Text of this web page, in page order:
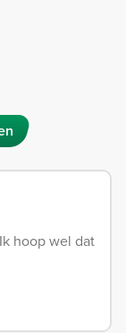
hoop wel dat